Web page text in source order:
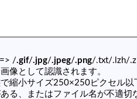
/.gif/.jpg/.jpeg/.png/.txt/.lzh/
像として認識されます。
縮小サイズ250×250ピクセル以
る、またはファイル名が不適切